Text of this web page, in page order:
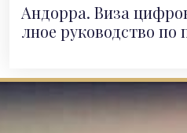
Андорра. Виза
лное руководство по